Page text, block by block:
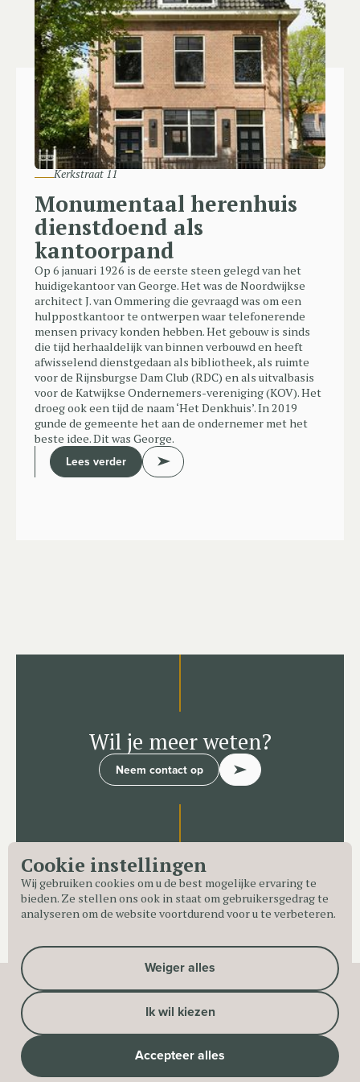
Cookie instellingen
Wij gebruiken cookies om u de best mogelijke ervaring te
bieden. Ze stellen ons ook in staat om gebruikersgedrag te
analyseren om de website voortdurend voor u te verbeteren.
Weiger alles
Ik wil kiezen
Accepteer alles
tweede woonlaag, met een schitterend uitzicht op de
kust van Marbella. Het terras is toegankelijk vanaf de
tweede living èn alle drie de slaapkamers. Totaal telt
de villa maar liefst vijf slaapkamers, elk voorzien van
eigen sanitair. Wanneer je je even heerlijk wilt
ontspannen of juist je energie kwijt wilt, dan vind je op
de begane grond een sauna, stoombad, bioscoop en
gym. Verder biedt deze woonlaag parkeerruimte voor
drie auto’s. Kortom deze villa is van luxe en comfort
voorzien! George biedt deze villa aan voor de verkoop!
Kerkstraat 11
Monumentaal herenhuis
dienstdoend als
kantoorpand
Op 6 januari 1926 is de eerste steen gelegd van het
huidigekantoor van George. Het was de Noordwijkse
architect J. van Ommering die gevraagd was om een
hulppostkantoor te ontwerpen waar telefonerende
mensen privacy konden hebben. Het gebouw is sinds
die tijd herhaaldelijk van binnen verbouwd en heeft
afwisselend dienstgedaan als bibliotheek, als ruimte
voor de Rijnsburgse Dam Club (RDC) en als uitvalbasis
voor de Katwijkse Ondernemers-vereniging (KOV). Het
droeg ook een tijd de naam ‘Het Denkhuis’. In 2019
gunde de gemeente het aan de ondernemer met het
beste idee. Dit was George.
Lees verder
Wil je meer weten?
Neem contact op